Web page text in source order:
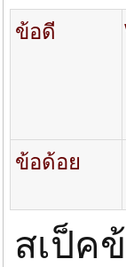
ข้อดี
ข้อด้อย
สเป็ค